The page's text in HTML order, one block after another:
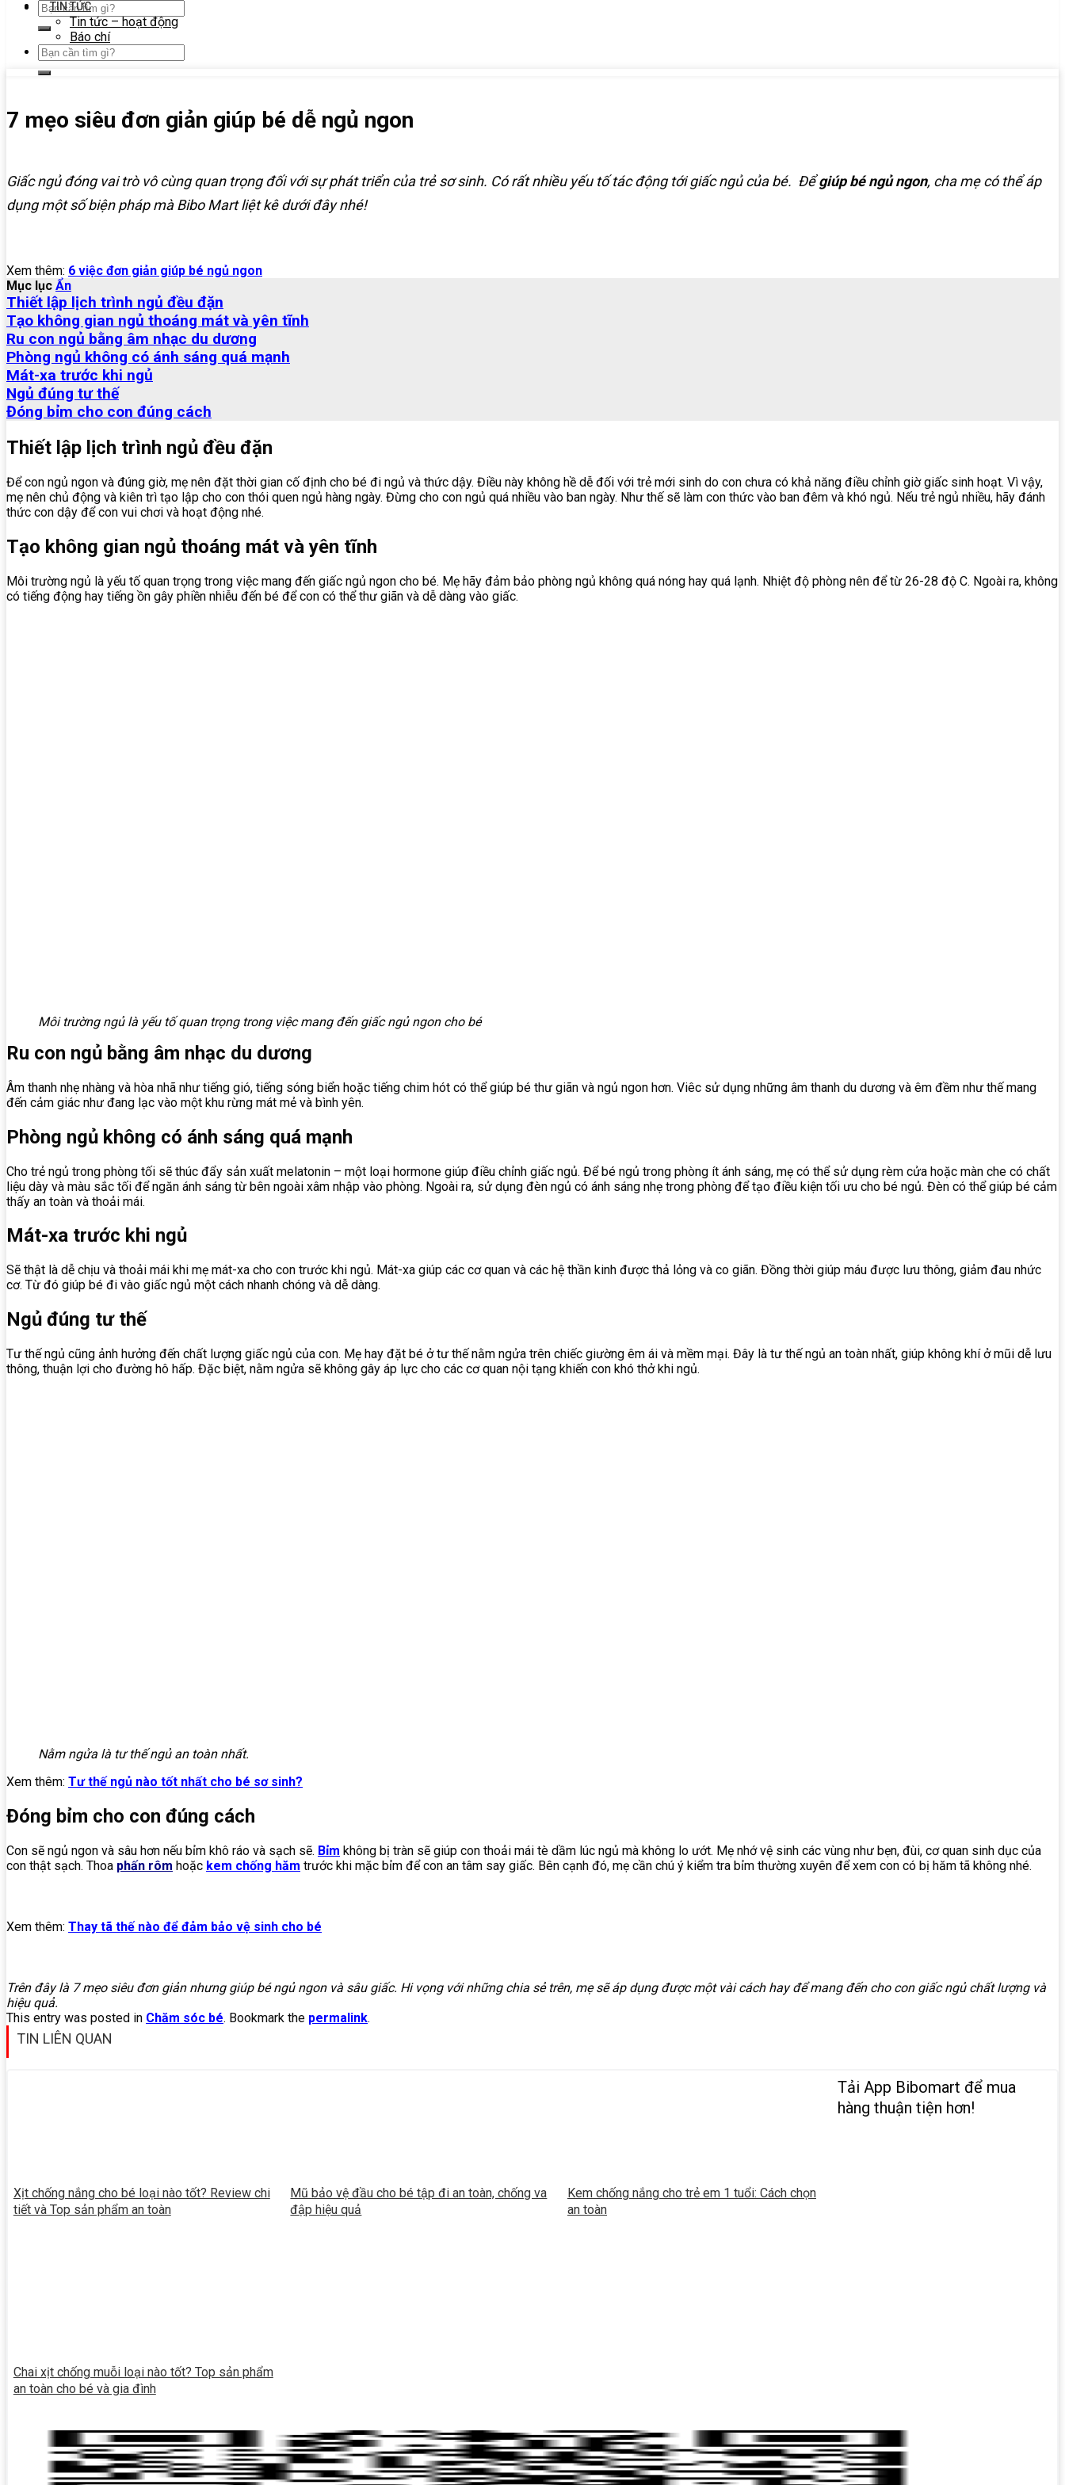
TIN TỨC
Tin tức – hoạt động
Báo chí
7 mẹo siêu đơn giản giúp bé dễ ngủ ngon
Giấc ngủ đóng vai trò vô cùng quan trọng đối với sự phát triển của trẻ sơ sinh. Có rất nhiều yếu tố tác động tới giấc ngủ của bé. Đểgiúp bé ngủ ngon, cha mẹ có thể áp
dụng một số biện pháp mà Bibo Mart liệt kê dưới đây nhé!
Xem thêm: 6 việc đơn giản giúp bé ngủ ngon
Mục lục Ẩn
Thiết lập lịch trình ngủ đều đặn
Tạo không gian ngủ thoáng mát và yên tĩnh
Ru con ngủ bằng âm nhạc du dương
Phòng ngủ không có ánh sáng quá mạnh
Mát-xa trước khi ngủ
Ngủ đúng tư thế
Đóng bỉm cho con đúng cách
Thiết lập lịch trình ngủ đều đặn
Để con ngủ ngon và đúng giờ, mẹ nên đặt thời gian cố định cho bé đi ngủ và thức dậy. Điều này không hề dễ đối với trẻ mới sinh do con chưa có khả năng điều chỉnh giờ giấc sinh hoạt. Vì vậy,
mẹ nên chủ động và kiên trì tạo lập cho con thói quen ngủ hàng ngày. Đừng cho con ngủ quá nhiều vào ban ngày. Như thế sẽ làm con thức vào ban đêm và khó ngủ. Nếu trẻ ngủ nhiều, hãy đánh
thức con dậy để con vui chơi và hoạt động nhé.
Tạo không gian ngủ thoáng mát và yên tĩnh
Môi trường ngủ là yếu tố quan trọng trong việc mang đến giấc ngủ ngon cho bé. Mẹ hãy đảm bảo phòng ngủ không quá nóng hay quá lạnh. Nhiệt độ phòng nên để từ 26-28 độ C. Ngoài ra, không
có tiếng động hay tiếng ồn gây phiền nhiễu đến bé để con có thể thư giãn và dễ dàng vào giấc.
Môi trường ngủ là yếu tố quan trọng trong việc mang đến giấc ngủ ngon cho bé
Ru con ngủ bằng âm nhạc du dương
Âm thanh nhẹ nhàng và hòa nhã như tiếng gió, tiếng sóng biển hoặc tiếng chim hót có thể giúp bé thư giãn và ngủ ngon hơn. Viêc sử dụng những âm thanh du dương và êm đềm như thế mang
đến cảm giác như đang lạc vào một khu rừng mát mẻ và bình yên.
Phòng ngủ không có ánh sáng quá mạnh
Cho trẻ ngủ trong phòng tối sẽ thúc đẩy sản xuất melatonin – một loại hormone giúp điều chỉnh giấc ngủ. Để bé ngủ trong phòng ít ánh sáng, mẹ có thể sử dụng rèm cửa hoặc màn che có chất
liệu dày và màu sắc tối để ngăn ánh sáng từ bên ngoài xâm nhập vào phòng. Ngoài ra, sử dụng đèn ngủ có ánh sáng nhẹ trong phòng để tạo điều kiện tối ưu cho bé ngủ. Đèn có thể giúp bé cảm
thấy an toàn và thoải mái.
Mát-xa trước khi ngủ
Sẽ thật là dễ chịu và thoải mái khi mẹ mát-xa cho con trước khi ngủ. Mát-xa giúp các cơ quan và các hệ thần kinh được thả lỏng và co giãn. Đồng thời giúp máu được lưu thông, giảm đau nhức
cơ. Từ đó giúp bé đi vào giấc ngủ một cách nhanh chóng và dễ dàng.
Ngủ đúng tư thế
Tư thế ngủ cũng ảnh hưởng đến chất lượng giấc ngủ của con. Mẹ hay đặt bé ở tư thế nằm ngửa trên chiếc giường êm ái và mềm mại. Đây là tư thế ngủ an toàn nhất, giúp không khí ở mũi dễ lưu
thông, thuận lợi cho đường hô hấp. Đặc biệt, nằm ngửa sẽ không gây áp lực cho các cơ quan nội tạng khiến con khó thở khi ngủ.
Nằm ngửa là tư thế ngủ an toàn nhất.
Xem thêm: Tư thế ngủ nào tốt nhất cho bé sơ sinh?
Đóng bỉm cho con đúng cách
Con sẽ ngủ ngon và sâu hơn nếu bỉm khô ráo và sạch sẽ. Bỉm không bị tràn sẽ giúp con thoải mái tè dầm lúc ngủ mà không lo ướt. Mẹ nhớ vệ sinh các vùng như bẹn, đùi, cơ quan sinh dục của
con thật sạch. Thoa phấn rôm hoặc kem chống hăm trước khi mặc bỉm để con an tâm say giấc. Bên cạnh đó, mẹ cần chú ý kiểm tra bỉm thường xuyên để xem con có bị hăm tã không nhé.
Xem thêm: Thay tã thế nào để đảm bảo vệ sinh cho bé
Trên đây là 7 mẹo siêu đơn giản nhưng giúp bé ngủ ngon và sâu giấc. Hi vọng với những chia sẻ trên, mẹ sẽ áp dụng được một vài cách hay để mang đến cho con giấc ngủ chất lượng và
hiệu quả.
This entry was posted in Chăm sóc bé. Bookmark the permalink.
TIN LIÊN QUAN
Xịt chống nắng cho bé loại nào tốt? Review chi
tiết và Top sản phẩm an toàn
Mũ bảo vệ đầu cho bé tập đi an toàn, chống va
đập hiệu quả
Kem chống nắng cho trẻ em 1 tuổi: Cách chọn
an toàn
Chai xịt chống muỗi loại nào tốt? Top sản phẩm
an toàn cho bé và gia đình
Tải App Bibomart để mua
hàng thuận tiện hơn!